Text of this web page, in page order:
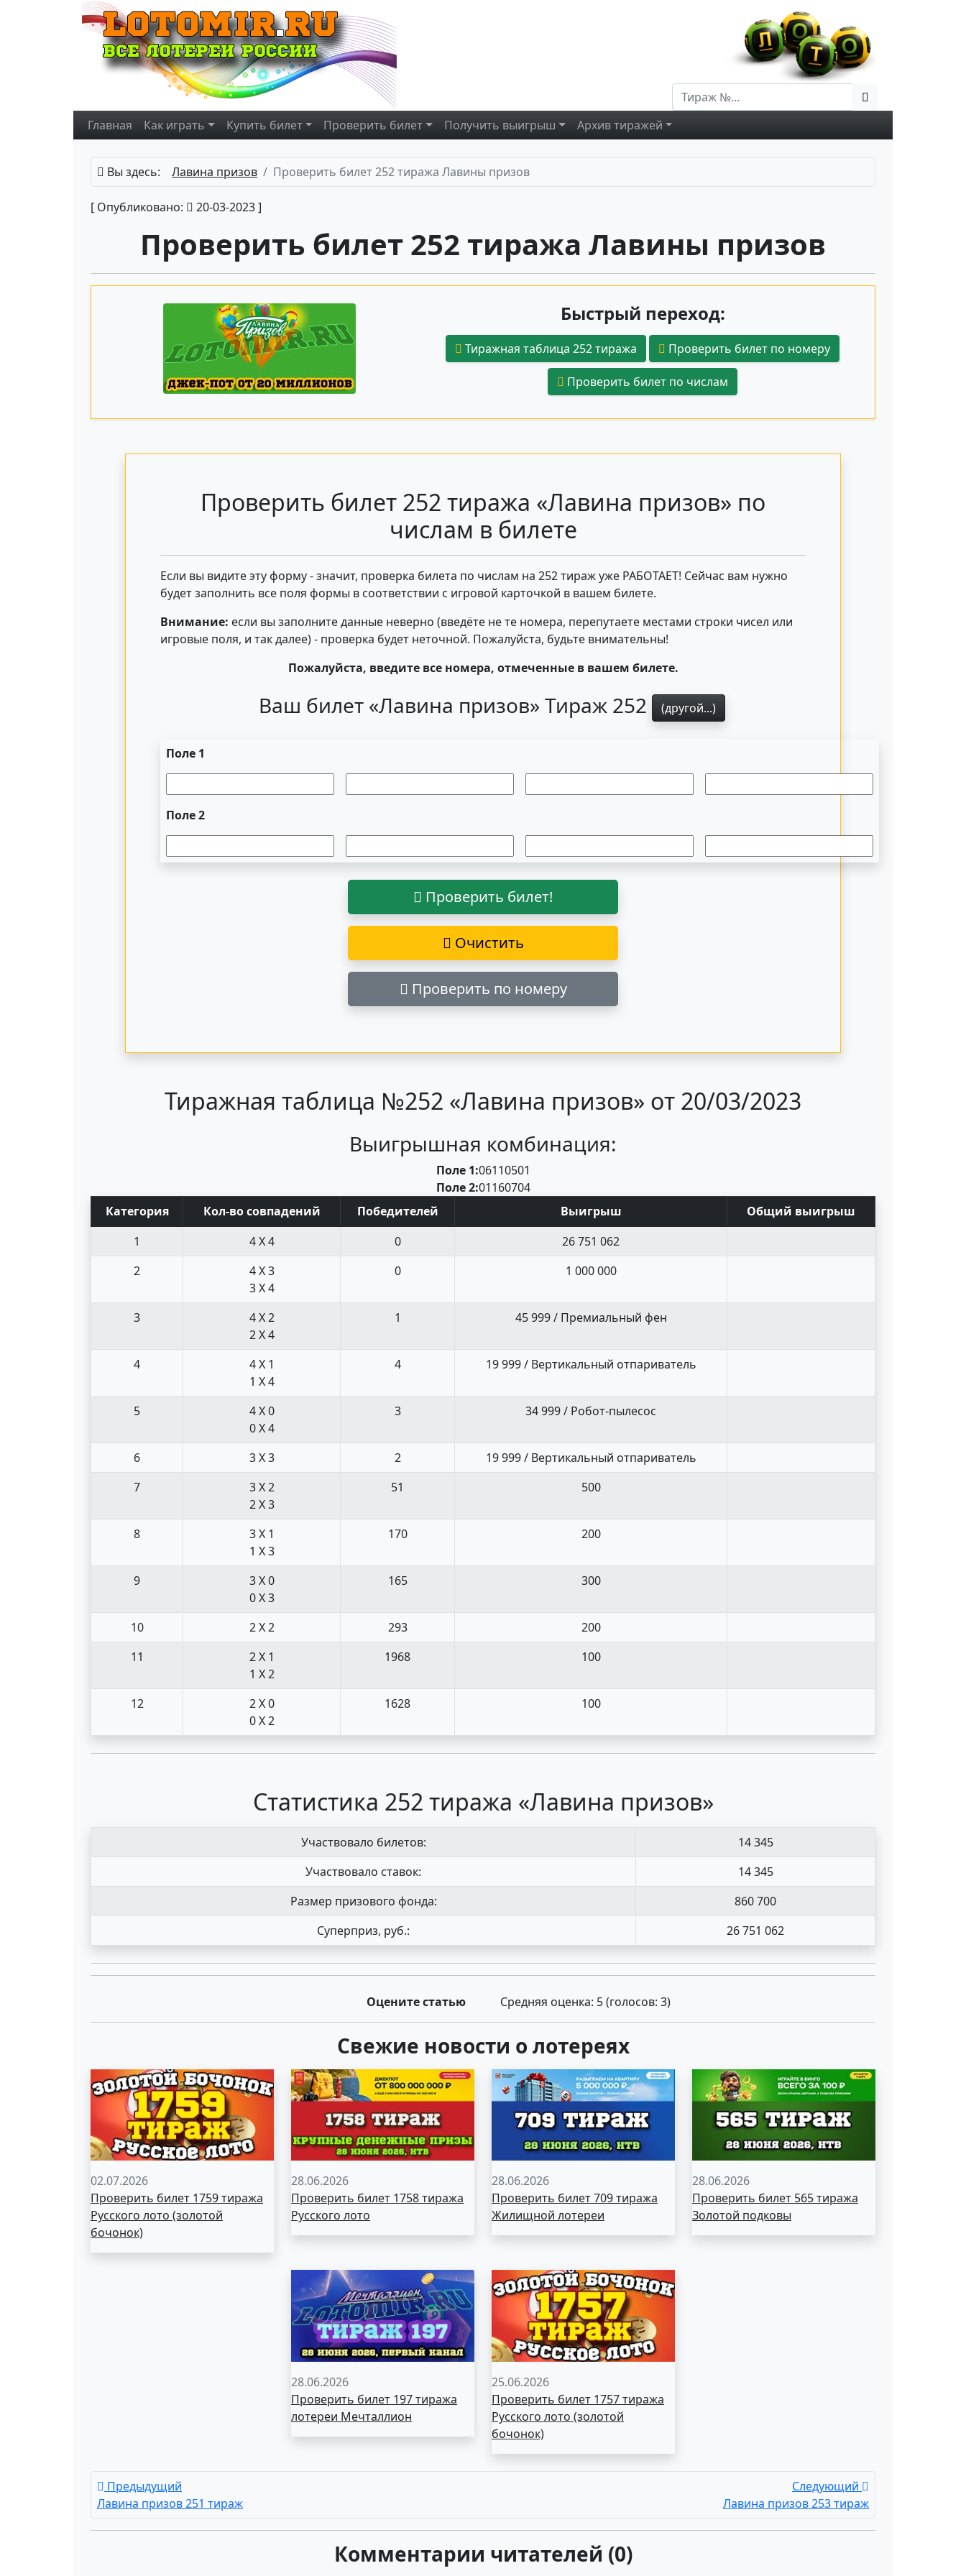
Главная Как играть Купить билет Проверить билет Получить выигрыш Архивтиражей
Вы здесь: Лавина призов Проверить билет 252 тиража Лавины призов
[ Опубликовано: 20-03-2023 ]
Проверить билет 252 тиража Лавины призов
Быстрый переход:
Тиражная таблица 252 тиража Проверить билет по номеру
Проверить билет по числам
Проверить билет 252 тиража «Лавина призов» по
числам в билете
Если вы видите эту форму - значит, проверка билета по числам на 252 тираж уже РАБОТАЕТ! Сейчас вам нужно
будет заполнить все поля формы в соответствии с игровой карточкой в вашем билете.
Внимание: если вы заполните данные неверно (введёте не те номера, перепутаете местами строки чисел или
игровые поля, и так далее) - проверка будет неточной. Пожалуйста, будьте внимательны!
Пожалуйста, введите все номера, отмеченные в вашем билете.
Ваш билет «Лавина призов» Тираж 252 (другой...)
Поле 1
Поле 2
Проверить билет!
Очистить
Проверить по номеру
Тиражная таблица №252 «Лавина призов» от 20/03/2023
Выигрышная комбинация:
Поле 1:06110501
Поле 2:01160704
Категория Кол-во совпадений Победителей Выигрыш
Общий выигрыш
1
4 X 4 0
26 751 062
2
4 X 3
3 X 4
0 1 000 000
3
4 X 2
2 X 4
1 45 999 / Премиальный фен
4
4 X 1
1 X 4
4 19 999 / Вертикальный отпариватель
5
4 X 0
0 X 4
3 34 999 / Робот-пылесос
6 3 X 3 2
19 999 / Вертикальный отпариватель
7
3 X 2
2 X 3
51 500
8
3 X 1
1 X 3
170 200
9
3 X 0
0 X 3
165 300
10 2 X 2 293
200
11
2 X 1
1 X 2
1968 100
12
2 X 0
0 X 2
1628 100
Статистика 252 тиража «Лавина призов»
Участвовало билетов:
14 345
Участвовало ставок:
14 345
Размер призового фонда:
860 700
Суперприз, руб.:
26 751 062
Оцените статью Средняя оценка: 5(голосов: 3)
Свежие новости о лотереях
02.07.2026
Проверить билет 1759 тиража
Русского лото (золотой
бочонок)
28.06.2026
Проверить билет 1758 тиража
Русского лото
28.06.2026
Проверить билет 709 тиража
Жилищной лотереи
28.06.2026
Проверить билет 565 тиража
Золотой подковы
28.06.2026
Проверить билет 197 тиража
лотереи Мечталлион
25.06.2026
Проверить билет 1757 тиража
Русского лото (золотой
бочонок)
Предыдущий
Лавина призов 251 тираж
Следующий
Лавина призов 253 тираж
Комментарии читателей (0)